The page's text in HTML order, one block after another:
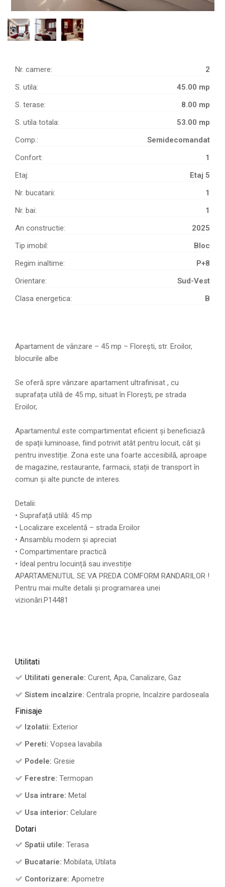
Nr. camere:
2
S. utila:
45.00 mp
S. terase:
8.00 mp
S. utila totala:
53.00 mp
Comp.:
Semidecomandat
Confort:
1
Etaj:
Etaj 5
Nr. bucatarii:
1
Nr. bai:
1
An constructie:
2025
Tip imobil:
Bloc
Regim inaltime:
P+8
Orientare:
Sud-Vest
Clasa energetica:
B
Apartament de vânzare – 45 mp – Florești, str. Eroilor,
blocurile albe
Se oferă spre vânzare apartament ultrafinisat , cu
suprafața utilă de 45 mp, situat în Florești, pe strada
Eroilor,
Apartamentul este compartimentat eficient și beneficiază
de spații luminoase, fiind potrivit atât pentru locuit, cât și
pentru investiție. Zona este una foarte accesibilă, aproape
de magazine, restaurante, farmacii, stații de transport în
comun și alte puncte de interes.
Detalii:
• Suprafață utilă: 45 mp
• Localizare excelentă – strada Eroilor
• Ansamblu modern și apreciat
• Compartimentare practică
• Ideal pentru locuință sau investiție
APARTAMENUTUL SE VA PREDA COMFORM RANDARILOR !
Pentru mai multe detalii și programarea unei
vizionări.P14481
Utilitati
Utilitati generale: Curent, Apa, Canalizare, Gaz
Sistem incalzire: Centrala proprie, Incalzire pardoseala
Finisaje
Izolatii: Exterior
Pereti: Vopsea lavabila
Podele: Gresie
Ferestre: Termopan
Usa intrare: Metal
Usa interior: Celulare
Dotari
Spatii utile: Terasa
Bucatarie: Mobilata, Utilata
Contorizare: Apometre